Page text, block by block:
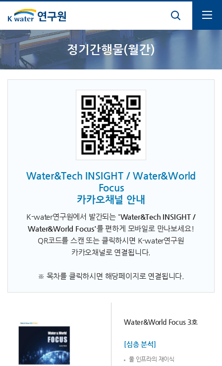
통합검색열기전체메뉴열기
정기간행물(월간)
Water&Tech INSIGHT / Water&World
Focus
카카오채널 안내
K-water연구원에서 발간되는 'Water&Tech INSIGHT /
Water&World Focus'를 편하게 모바일로 만나보세요!
QR코드를 스캔 또는 클릭하시면 K-water연구원
카카오채널로 연결됩니다.
※ 목차를 클릭하시면 해당페이지로 연결됩니다.
Water&World Focus 3호
[심층 분석]
물 인프라의 재이식